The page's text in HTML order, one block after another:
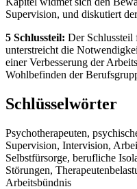
Supervision, und diskutiert
5 Schlussteil: Der Schlussteil
unterstreicht die
einer Verbesserung der
Wohlbefinden der
Schlüsselwörter
Psychotherapeuten,
Supervision, Intervision,
Selbstfürsorge, berufliche
Störungen,
Arbeitsbündnis